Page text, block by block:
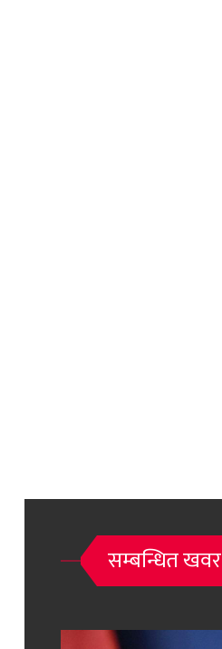
सम्बन्धित खवर